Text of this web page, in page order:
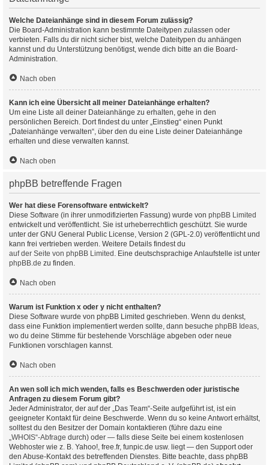
Welche Dateianhänge sind in diesem Forum zulässig?
Die Board-Administration kann bestimmte Dateitypen zulassen oder
verbieten. Falls du dir nicht sicher bist, welche Dateitypen du anhängen
kannst und du Unterstützung benötigst, wende dich bitte an die Board-
Administration.
Nach oben
Kann ich eine Übersicht all meiner Dateianhänge erhalten?
Um eine Liste all deiner Dateianhänge zu erhalten, gehe in den
persönlichen Bereich. Dort findest du unter „Einstieg“ einen Punkt
„Dateianhänge verwalten“, über den du eine Liste deiner Dateianhänge
erhalten und diese verwalten kannst.
Nach oben
phpBB betreffende Fragen
Wer hat diese Forensoftware entwickelt?
Diese Software (in ihrer unmodifizierten Fassung) wurde von phpBB Limited
entwickelt und veröffentlicht. Sie ist urheberrechtlich geschützt. Sie wurde
unter der GNU General Public License, Version 2 (GPL-2.0) veröffentlicht und
kann frei vertrieben werden. Weitere Details findest du
auf der Seite von phpBB Limited . Eine deutschsprachige Anlaufstelle ist unter
phpBB.de zu finden.
Nach oben
Warum ist Funktion x oder y nicht enthalten?
Diese Software wurde von phpBB Limited geschrieben. Wenn du denkst,
dass eine Funktion implementiert werden sollte, dann besuche phpBB Ideas,
wo du deine Stimme für bestehende Vorschläge abgeben oder neue
Funktionen vorschlagen kannst.
Nach oben
An wen soll ich mich wenden, falls es Beschwerden oder juristische
Anfragen zu diesem Forum gibt?
Jeder Administrator, der auf der „Das Team“-Seite aufgeführt ist, ist ein
geeigneter Kontakt für deine Beschwerde. Wenn du so keine Antwort erhältst,
solltest du den Besitzer der Domain kontaktieren (führe dazu eine
„WHOIS“-Abfrage durch) oder — falls diese Seite bei einem kostenlosen
Webhoster wie z. B. Yahoo!, free.fr, funpic.de usw. liegt — den Support oder
den Abuse-Kontakt des betreffenden Dienstes. Bitte beachte, dass phpBB